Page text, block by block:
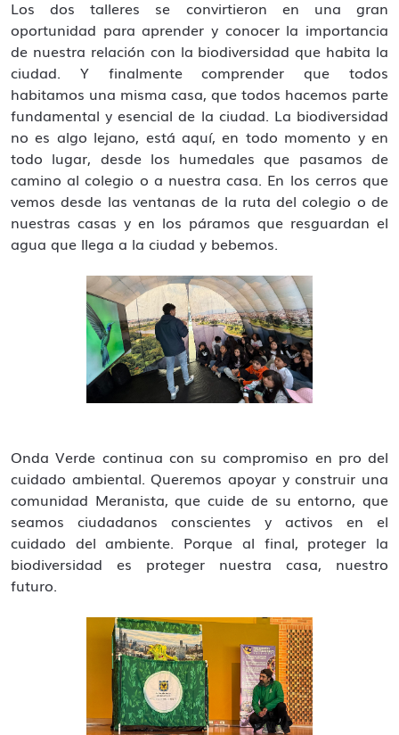
Los dos talleres se convirtieron en una gran
oportunidad para aprender y conocer la importancia
de nuestra relación con la biodiversidad que habita la
ciudad. Y finalmente comprender que todos
habitamos una misma casa, que todos hacemos parte
fundamental y esencial de la ciudad. La biodiversidad
no es algo lejano, está aquí, en todo momento y en
todo lugar, desde los humedales que pasamos de
camino al colegio o a nuestra casa. En los cerros que
vemos desde las ventanas de la ruta del colegio o de
nuestras casas y en los páramos que resguardan el
agua que llega a la ciudad y bebemos.
Onda Verde continua con su compromiso en pro del
cuidado ambiental. Queremos apoyar y construir una
comunidad Meranista, que cuide de su entorno, que
seamos ciudadanos conscientes y activos en el
cuidado del ambiente. Porque al final, proteger la
biodiversidad es proteger nuestra casa, nuestro
futuro.